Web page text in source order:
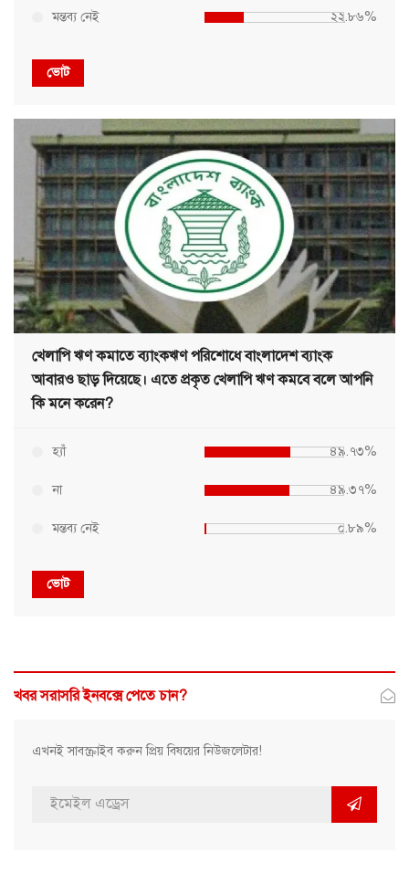
মন্তব্য নেই ২২.৮৬%
ভোট
খেলাপি ঋণ কমাতে ব্যাংকঋণ পরিশোধে বাংলাদেশ ব্যাংক
আবারও ছাড় দিয়েছে। এতে প্রকৃত খেলাপি ঋণ কমবে বলে আপনি
কি মনে করেন?
হ্যাঁ ৪৯.৭৩%
না ৪৯.৩৭%
মন্তব্য নেই ০.৮৯%
ভোট
খবর সরাসরি ইনবক্সে পেতে চান?
এখনই সাবস্ক্রাইব করুন প্রিয় বিষয়ের নিউজলেটার!